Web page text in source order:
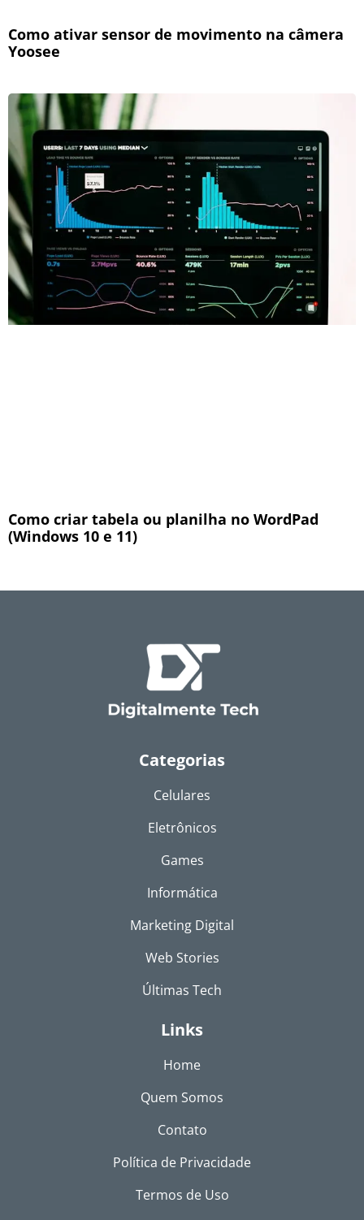
Como ativar sensor de movimento na câmera
Yoosee
Como criar tabela ou planilha no WordPad
(Windows 10 e 11)
Categorias
Celulares
Eletrônicos
Games
Informática
Marketing Digital
Web Stories
Últimas Tech
Links
Home
Quem Somos
Contato
Política de Privacidade
Termos de Uso